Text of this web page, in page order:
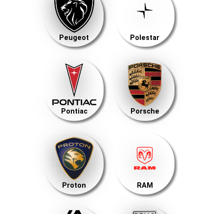
Peugeot Polestar
Pontiac Porsche
Proton RAM